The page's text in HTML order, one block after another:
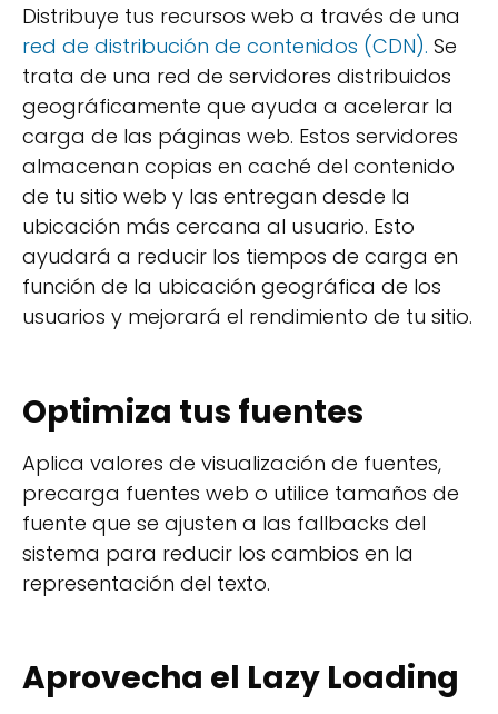
Distribuye tus recursos web a través de una
red de distribución de contenidos (CDN). Se
trata de una red de servidores distribuidos
geográficamente que ayuda a acelerar la
carga de las páginas web. Estos servidores
almacenan copias en caché del contenido
de tu sitio web y las entregan desde la
ubicación más cercana al usuario. Esto
ayudará a reducir los tiempos de carga en
función de la ubicación geográfica de los
usuarios y mejorará el rendimiento de tu sitio.
Optimiza tus fuentes
Aplica valores de visualización de fuentes,
precarga fuentes web o utilice tamaños de
fuente que se ajusten a las fallbacks del
sistema para reducir los cambios en la
representación del texto.
Aprovecha el Lazy Loading